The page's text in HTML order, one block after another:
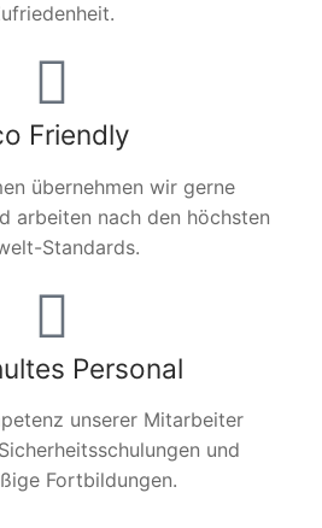
Friendly
übernehmen wir gerne
arbeiten nach den höchsten
Standards.
Personal
unserer Mitarbeiter
und
Fortbildungen.